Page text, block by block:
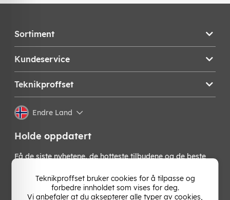
Sortiment
Kundeservice
Teknikproffset
Endre Land
Holde oppdatert
Få de siste nyhetene, de hotteste tilbudene og de beste
nyhetsbrev!
Teknikproffset bruker cookies for å tilpasse og
forbedre innholdet som vises for deg.
Vi anbefaler at du aksepterer alle typer av cookies,